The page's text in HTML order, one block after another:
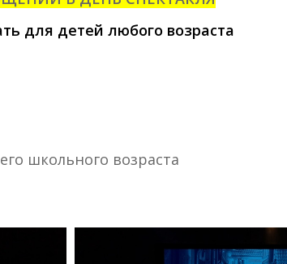
для детей любого возраста
школьного возраста